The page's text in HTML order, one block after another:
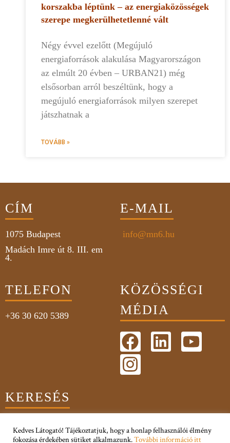
korszakba léptünk – az energiaközösségek
szerepe megkerülhetetlenné vált
Négy évvel ezelőtt (Megújuló
energiaforrások alakulása Magyarországon
az elmúlt 20 évben – URBAN21) még
elsősorban arról beszéltünk, hogy a
megújuló energiaforrások milyen szerepet
játszhatnak a
TOVÁBB »
CÍM
1075 Budapest
Madách Imre út 8. III. em
4.
E-MAIL
info@mn6.hu
TELEFON
+36 30 620 5389
KÖZÖSSÉGI
MÉDIA
KERESÉS
Kedves Látogató! Tájékoztatjuk, hogy a honlap felhasználói élmény
fokozása érdekében sütiket alkalmazunk.További információ itt